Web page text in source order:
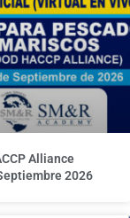
Alliance
2026